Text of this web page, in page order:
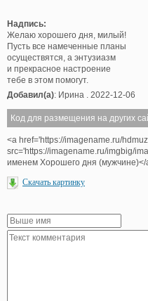
Надпись:
Желаю хорошего дня, милый!
Пусть все намеченные планы
осуществятся, а энтузиазм
и прекрасное настроение
тебе в этом помогут.
Добавил(а): Ирина . 2022-12-06
Код для размещения на других
<a href='https://imagename.ru/
src='https://imagename.ru/imgbig/
именем Хорошего дня (мужчине)</
Скачать картинку